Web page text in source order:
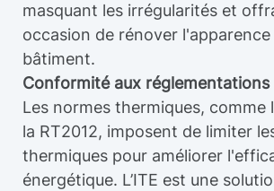
masquant les irrégularités et
occasion de rénover
bâtiment.
Conformité aux réglementations
Les normes thermiques, comme
la RT2012, imposent de limiter
thermiques pour améliorer
énergétique. L’ITE est une